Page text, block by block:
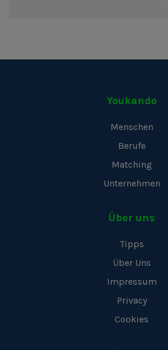
Youkando
Menschen
Berufe
Matching
Unternehmen
Über uns
Tipps
Über Uns
Impressum
Privacy
Cookies